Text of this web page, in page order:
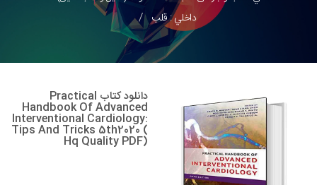
داخلي : قلب
دانلود کتاب Practical
Handbook Of Advanced
Interventional Cardiology:
Tips And Tricks 5th2020 (
Hq Quality PDF)